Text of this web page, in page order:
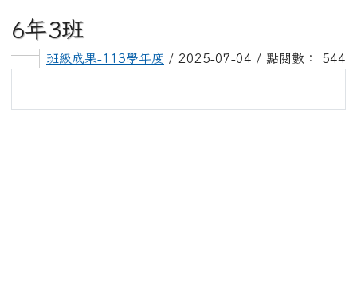
6年3班
班級成果-113學年度 / 2025-07-04 / 點閱數： 544